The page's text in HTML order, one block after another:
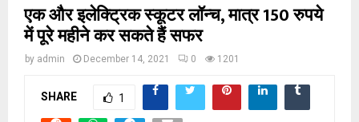
एक और इलेक्ट्रिक स्कूटर लॉन्च, मात्र 150 रुपये
में पूरे महीने कर सकते हैं सफर
by admin December 14, 2021 0 1201
SHARE 1